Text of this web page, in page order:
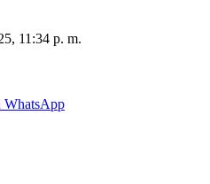
11:34 p. m.
WhatsApp